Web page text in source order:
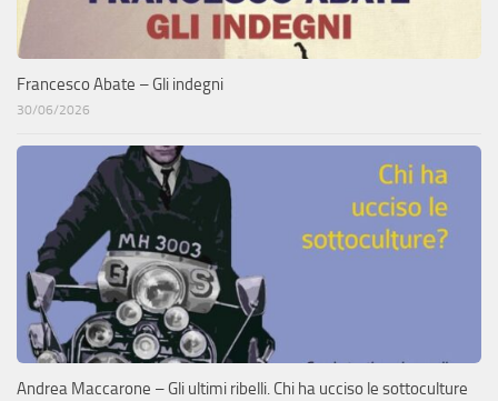
Francesco Abate – Gli indegni
30/06/2026
Andrea Maccarone – Gli ultimi ribelli. Chi ha ucciso le sottoculture